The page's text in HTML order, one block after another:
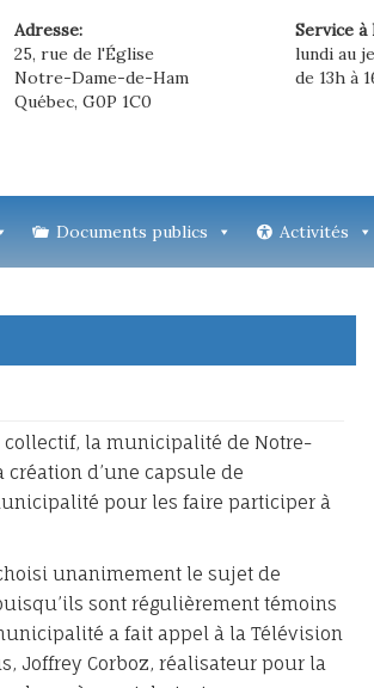
Adresse:
25, rue de l'Église
Notre-Dame-de-Ham
Québec, G0P 1C0
Service à
lundi au
de 13h à
Documents publics Activités
la municipalité de Notre-
d’une capsule de
pour les faire participer à
unanimement le sujet de
sont régulièrement témoins
a fait appel à la Télévision
Joffrey Corboz, réalisateur pour la